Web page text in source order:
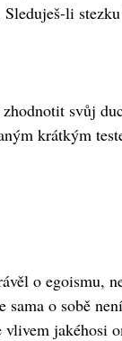
li
svůj
krátkým
o egoismu,
sama o sobě
jakéhosi